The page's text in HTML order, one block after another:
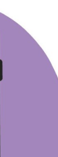
da vidimo
nastavak ove
na